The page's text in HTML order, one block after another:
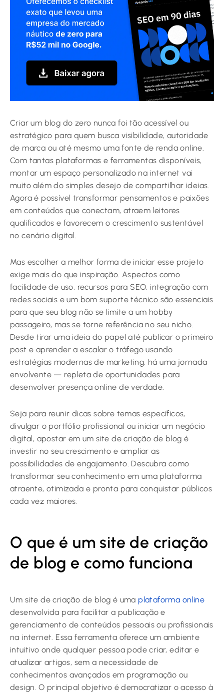
Criar um blog do zero nunca foi tão acessível ou
estratégico para quem busca visibilidade, autoridade
de marca ou até mesmo uma fonte de renda online.
Com tantas plataformas e ferramentas disponíveis,
montar um espaço personalizado na internet vai
muito além do simples desejo de compartilhar ideias.
Agora é possível transformar pensamentos e paixões
em conteúdos que conectam, atraem leitores
qualificados e favorecem o crescimento sustentável
no cenário digital.
Mas escolher a melhor forma de iniciar esse projeto
exige mais do que inspiração. Aspectos como
facilidade de uso, recursos para SEO, integração com
redes sociais e um bom suporte técnico são essenciais
para que seu blog não se limite a um hobby
passageiro, mas se torne referência no seu nicho.
Desde tirar uma ideia do papel até publicar o primeiro
post e aprender a escalar o tráfego usando
estratégias modernas de marketing, há uma jornada
envolvente — repleta de oportunidades para
desenvolver presença online de verdade.
Seja para reunir dicas sobre temas específicos,
divulgar o portfólio profissional ou iniciar um negócio
digital, apostar em um site de criação de blog é
investir no seu crescimento e ampliar as
possibilidades de engajamento. Descubra como
transformar seu conhecimento em uma plataforma
atraente, otimizada e pronta para conquistar públicos
cada vez maiores.
O que é um site de criação
de blog e como funciona
Um site de criação de blog é uma plataforma online
desenvolvida para facilitar a publicação e
gerenciamento de conteúdos pessoais ou profissionais
na internet. Essa ferramenta oferece um ambiente
intuitivo onde qualquer pessoa pode criar, editar e
atualizar artigos, sem a necessidade de
conhecimentos avançados em programação ou
design. O principal objetivo é democratizar o acesso à